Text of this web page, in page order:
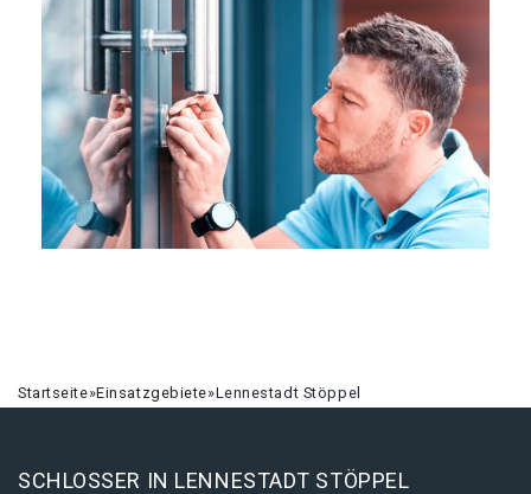
Startseite»Einsatzgebiete»Lennestadt Stöppel
SCHLOSSER IN LENNESTADT STÖPPEL